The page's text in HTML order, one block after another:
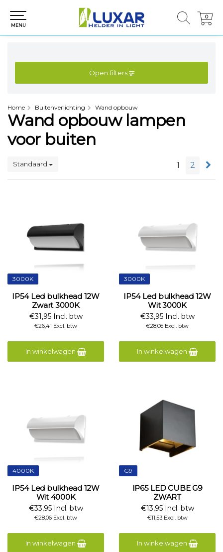
0
0
MENU
Open filters
Home Buitenverlichting Wand opbouw
Wand opbouw lampen
voor buiten
Standaard 1 2
3000K
IP54 Led bulkhead 12W
Zwart 3000K
€31,95 Incl. btw
€26,41 Excl. btw
In winkelwagen
3000K
IP54 Led bulkhead 12W
Wit 3000K
€33,95 Incl. btw
€28,06 Excl. btw
In winkelwagen
4000K
IP54 Led bulkhead 12W
Wit 4000K
€33,95 Incl. btw
€28,06 Excl. btw
In winkelwagen
G9
IP65 LED CUBE G9
ZWART
€13,95 Incl. btw
€11,53 Excl. btw
In winkelwagen